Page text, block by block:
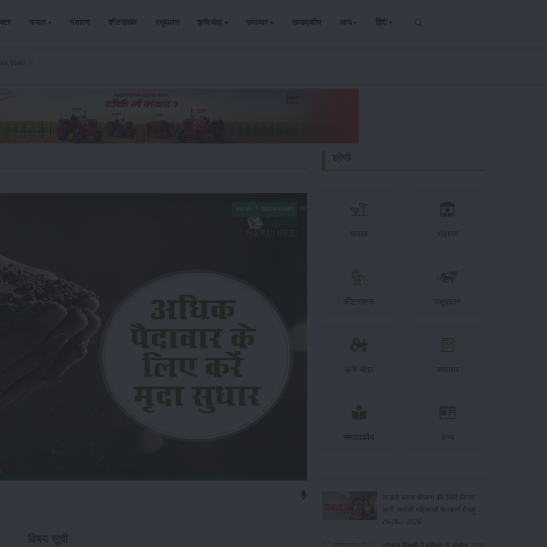
फसल भंडारण कीटनाशक पशुपालन कृषि यंत्र समाचार सम्पादकीय अन्य हिंदी
फसल भंडारण
कीटनाशक पशुपालन
कृषि यंत्र समाचार
सम्पादकीय अन्य
लाड़ली बहना योजना की 36वीं किस्त
जारी, करोड़ों महिलाओं के खातों में पहुंचे
1500 रुपये
16-May-2026